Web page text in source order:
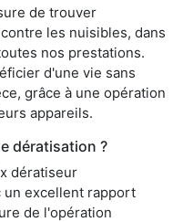
de trouver
les nuisibles, dans
nos prestations.
d'une vie sans
grâce à une opération
appareils.
dératisation ?
dératiseur
un excellent rapport
de l'opération